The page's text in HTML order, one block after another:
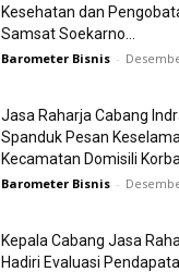
Kesehatan dan
Samsat Soekarno...
Barometer Bisnis -
Jasa Raharja Cabang
Spanduk Pesan
Kecamatan Domisili
Barometer Bisnis -
Kepala Cabang Jasa
Hadiri Evaluasi